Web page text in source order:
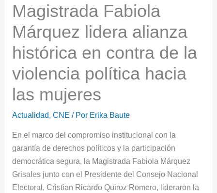
Magistrada Fabiola
Márquez lidera alianza
histórica en contra de la
violencia política hacia
las mujeres
Actualidad,CNE / Por Erika Baute
En el marco del compromiso institucional con la
garantía de derechos políticos y la participación
democrática segura, la Magistrada Fabiola Márquez
Grisales junto con el Presidente del Consejo Nacional
Electoral, Cristian Ricardo Quiroz Romero, lideraron la